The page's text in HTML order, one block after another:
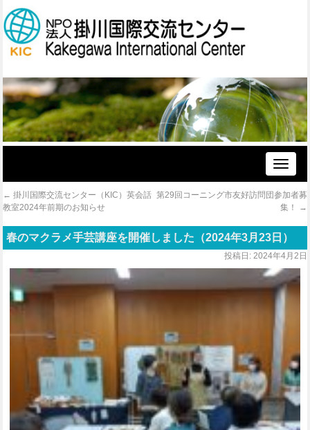
Toggle
← 掛川国際交流センター（KIC）英会話
教室2024年前期のお知らせ
第29回コーニング市友好訪問団参加者募
集！
→
春のマクラメ手芸講座を開催しました（2024年3月23日）
投稿日: 2024年4月2日